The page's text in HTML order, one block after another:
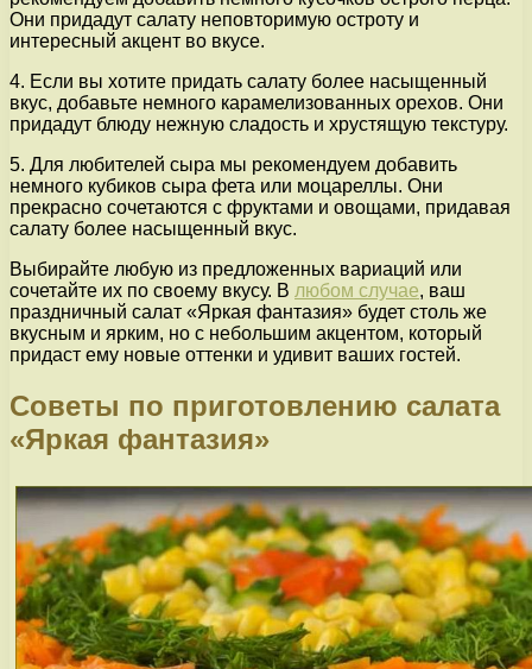
Они придадут салату неповторимую остроту и
интересный акцент во вкусе.
4. Если вы хотите придать салату более насыщенный
вкус, добавьте немного карамелизованных орехов. Они
придадут блюду нежную сладость и хрустящую текстуру.
5. Для любителей сыра мы рекомендуем добавить
немного кубиков сыра фета или моцареллы. Они
прекрасно сочетаются с фруктами и овощами, придавая
салату более насыщенный вкус.
Выбирайте любую из предложенных вариаций или
сочетайте их по своему вкусу. В любом случае, ваш
праздничный салат «Яркая фантазия» будет столь же
вкусным и ярким, но с небольшим акцентом, который
придаст ему новые оттенки и удивит ваших гостей.
Советы по приготовлению салата
«Яркая фантазия»